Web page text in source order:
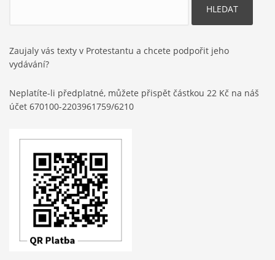
Zaujaly vás texty v Protestantu a chcete podpořit jeho
vydávání?
Neplatíte-li předplatné, můžete přispět částkou 22 Kč na náš
účet 670100-2203961759/6210